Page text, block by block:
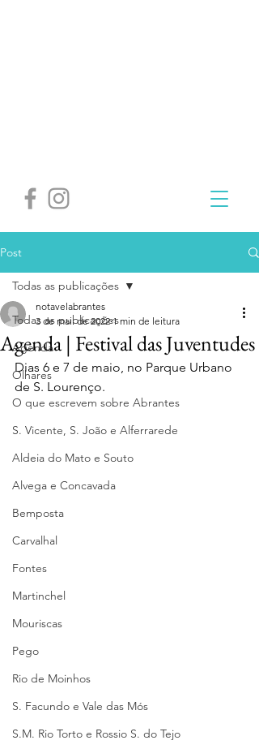
Post
Todas as publicações
Agenda
Olhares
O que escrevem sobre Abrantes
S. Vicente, S. João e Alferrarede
Aldeia do Mato e Souto
Alvega e Concavada
Bemposta
Carvalhal
Fontes
Martinchel
Mouriscas
Pego
Rio de Moinhos
S. Facundo e Vale das Mós
S.M. Rio Torto e Rossio S. do Tejo
Todas as publicações
Agenda | Festival das Juventudes
notavelabrantes
3 de mai. de 2022 1 min de leitura
Dias 6 e 7 de maio, no Parque Urbano
de S. Lourenço.